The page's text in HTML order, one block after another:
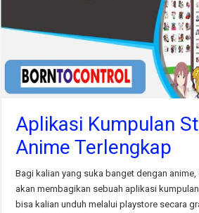
Aplikasi Kumpulan
Anime Terlengkap
Bagi kalian yang suka banget dengan
akan membagikan sebuah aplikasi
bisa kalian unduh melalui playstore secara